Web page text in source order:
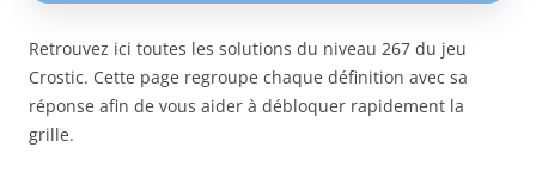
Retrouvez ici toutes les solutions du niveau 267 du jeu
Crostic. Cette page regroupe chaque définition avec sa
réponse afin de vous aider à débloquer rapidement la
grille.